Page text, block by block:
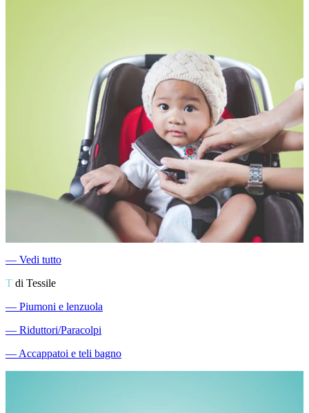
― Vedi tutto
T di Tessile
― Piumoni e lenzuola
― Riduttori/Paracolpi
―Accappatoi e teli bagno